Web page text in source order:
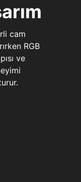
cam
RGB
ve